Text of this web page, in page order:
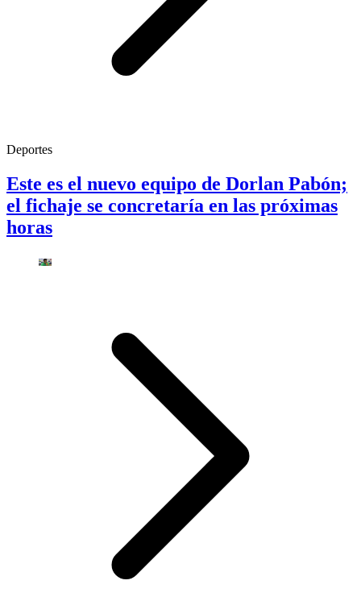
Deportes
Este es el nuevo equipo de Dorlan Pabón;
el fichaje se concretaría en las próximas
horas